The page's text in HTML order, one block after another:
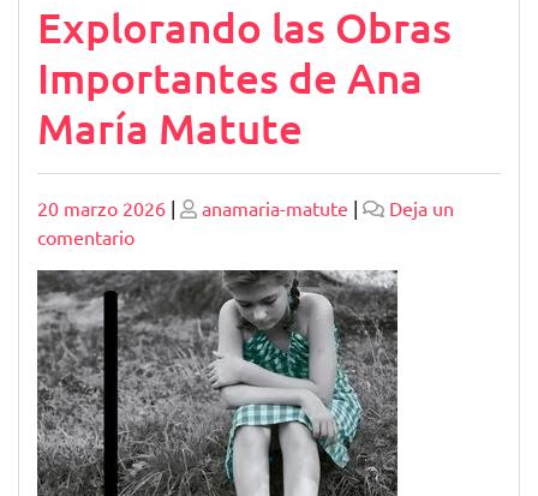
Explorando las Obras
Importantes de Ana
María Matute
Publicado
20 marzo 2026 | Publicado
anamaria-matute |
Deja un
comentarioen
Explorando
las
Obras
Importantes
de
Ana
María
Matute